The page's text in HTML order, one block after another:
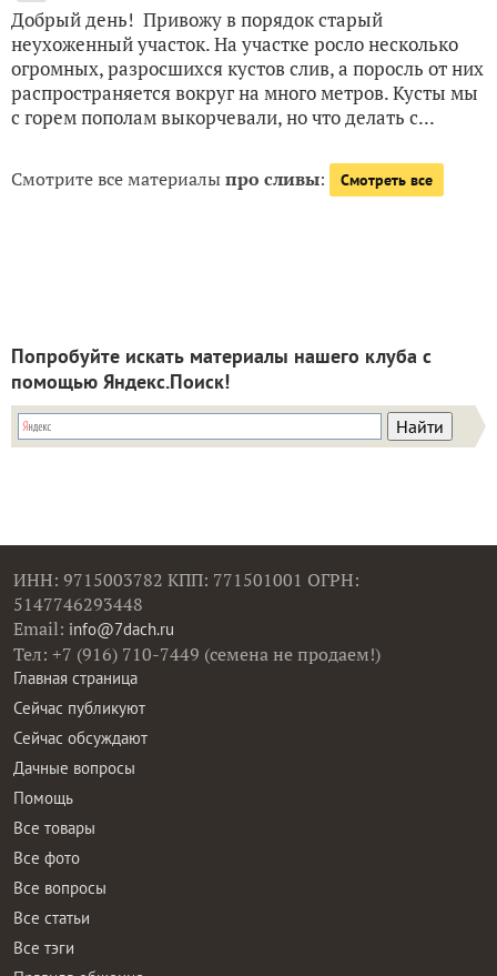
Добрый день! Привожу в порядок старый
неухоженный участок. На участке росло несколько
огромных, разросшихся кустов слив, а поросль от них
распространяется вокруг на много метров. Кусты мы
с горем пополам выкорчевали, но что делать с...
Смотрите все материалыпро сливы: Смотреть все
Попробуйте искать материалы нашего клуба с
помощью Яндекс.Поиск!
ИНН: 9715003782 КПП: 771501001 ОГРН:
5147746293448
Email: info@7dach.ru
Тел: +7 (916) 710-7449 (семена не продаем!)
Главная страница
Сейчас публикуют
Сейчас обсуждают
Дачные вопросы
Помощь
Все товары
Все фото
Все вопросы
Все статьи
Все тэги